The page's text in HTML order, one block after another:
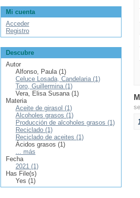
Mi cuenta
Acceder
Registro
Descubre
Autor
Alfonso, Paula (1)
Celuce Losada, Candelaria (1)
Toro, Guillermina (1)
Vera, Elisa Susana (1)
Materia
Aceite de girasol (1)
Alcoholes grasos (1)
Producción de alcoholes grasos (1)
Reciclado (1)
Reciclado de aceites (1)
Ácidos grasos (1)
... más
Fecha
2021 (1)
Has File(s)
Yes (1)